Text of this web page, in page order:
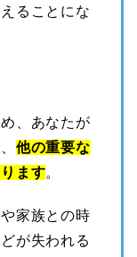
ることにな
、あなたが
他の重要な
ます。
家族との時
が失われる